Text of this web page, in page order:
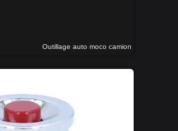
Outillage auto moco camion